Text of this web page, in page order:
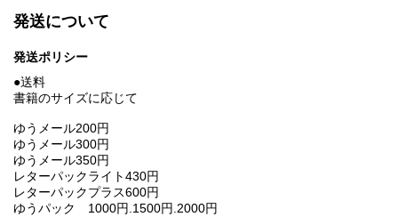
発送について
発送ポリシー
●送料
書籍のサイズに応じて
ゆうメール200円
ゆうメール300円
ゆうメール350円
レターパックライト430円
レターパックプラス600円
ゆうパック 1000円.1500円.2000円